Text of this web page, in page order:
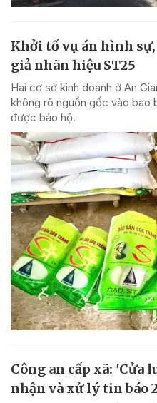
Khởi tố vụ án hình
giả nhãn hiệu ST25
Hai cơ sở kinh doanh ở An
không rõ nguồn gốc vào bao
được bảo hộ.
Công an cấp xã: 'Cửa
nhận và xử lý tin báo